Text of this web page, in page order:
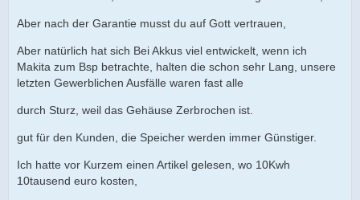
Aber nach der Garantie musst du auf Gott vertrauen,
Aber natürlich hat sich Bei Akkus viel entwickelt, wenn ich
Makita zum Bsp betrachte, halten die schon sehr Lang, unsere
letzten Gewerblichen Ausfälle waren fast alle
durch Sturz, weil das Gehäuse Zerbrochen ist.
gut für den Kunden, die Speicher werden immer Günstiger.
Ich hatte vor Kurzem einen Artikel gelesen, wo 10Kwh
10tausend euro kosten,